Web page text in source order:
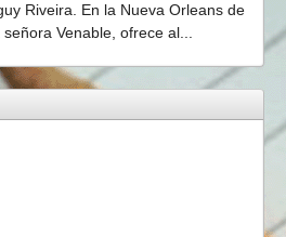
Riveira. En la Nueva Orleans de
Venable, ofrece al...